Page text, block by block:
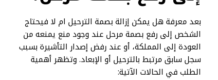
بعد معرفة هل يمكن إزالة بصمة الترحيل ام لا فيحتاج
الشخص إلى رفع بصمة مرحل عند وجود منع يمنعه من
العودة إلى المملكة، أو عند رفض إصدار التأشيرة بسبب
سجل سابق مرتبط بالترحيل أو الإبعاد. وتظهر أهمية
الطلب في الحالات الآتية: